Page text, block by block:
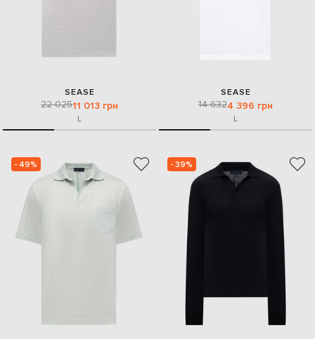
SEASE
22 02511 013 грн
L
SEASE
14 6324 396 грн
L
- 49% - 39%